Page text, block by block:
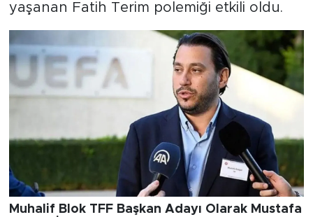
yaşanan Fatih Terim polemiği etkili oldu.
Muhalif Blok TFF Başkan Adayı Olarak Mustafa